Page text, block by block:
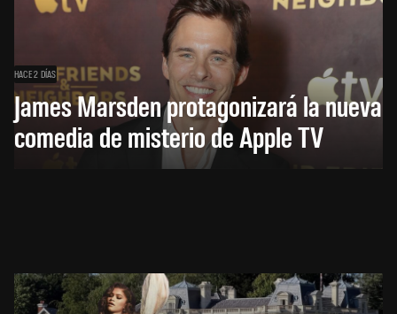
HACE 2 DÍAS
James Marsden protagonizará la nueva
comedia de misterio de Apple TV